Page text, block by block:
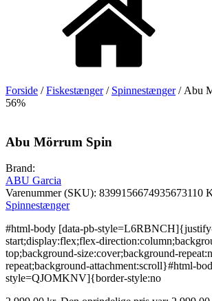
Forside /Fiskestænger/ Spinnestænger/ Abu
56%
Abu Mörrum Spin
Brand:
ABU Garcia
Varenummer (SKU): 8399156674935673110
Spinnestænger
#html-body [data-pb-
start;display:flex;flex-
top;background-size:cover;background-
repeat;background-attachment:scroll}#html-
style=QJOMKNV]{border-style:no